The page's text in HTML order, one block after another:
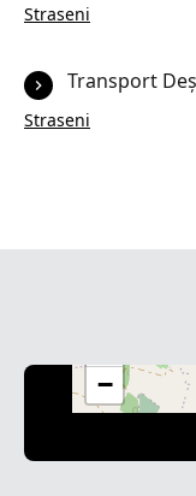
Straseni
Transport
Straseni
−